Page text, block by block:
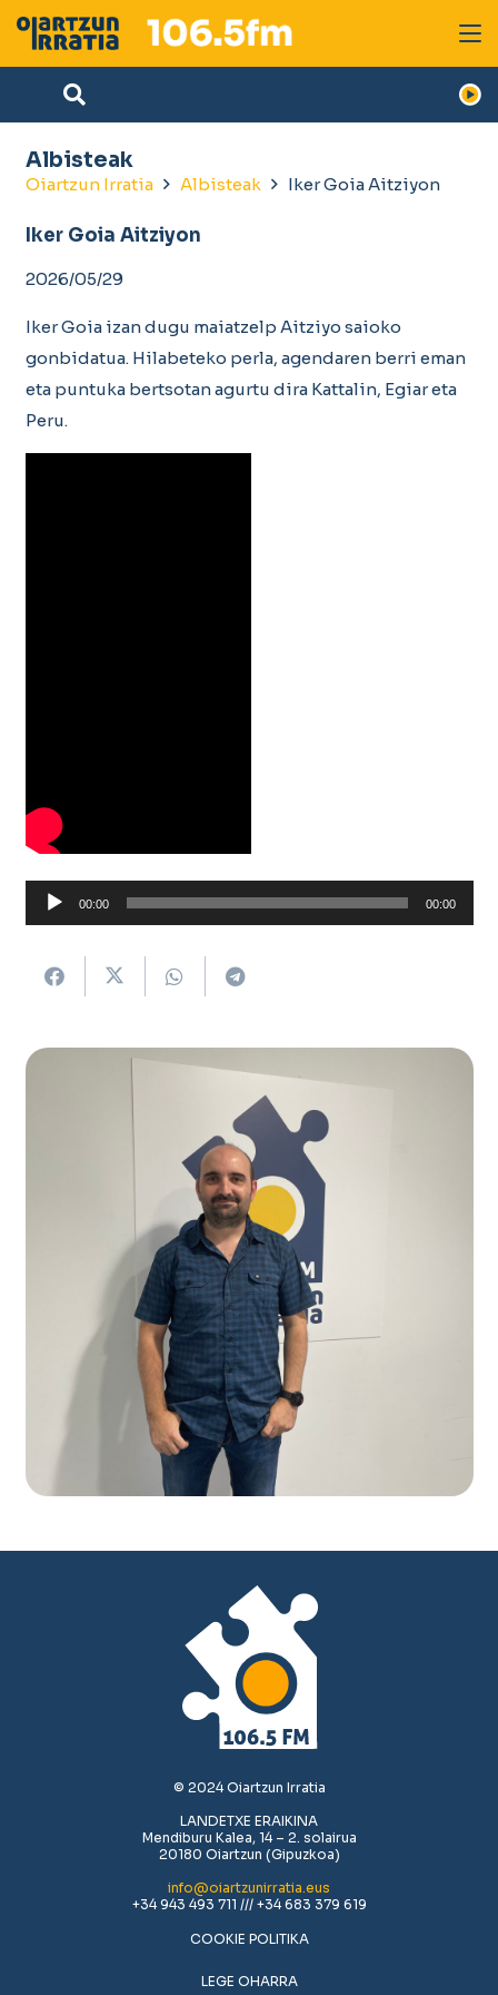
Albisteak
Oiartzun Irratia Albisteak Iker Goia Aitziyon
Iker Goia Aitziyon
2026/05/29
Iker Goia izan dugu maiatzelp Aitziyo saioko
gonbidatua. Hilabeteko perla, agendaren berri eman
eta puntuka bertsotan agurtu dira Kattalin, Egiar eta
Peru.
Soinu
erreproduzigailua
00:00 00:00
© 2024 Oiartzun Irratia
LANDETXE ERAIKINA
Mendiburu Kalea, 14 – 2. solairua
20180 Oiartzun (Gipuzkoa)
info@oiartzunirratia.eus
+34 943 493 711 /// +34 683 379 619
COOKIE POLITIKA
LEGE OHARRA